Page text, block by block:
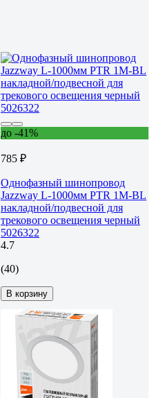
до -41%
785 ₽
Однофазный шинопровод
Jazzway L-1000мм PTR 1M-BL
накладной/подвесной для
трекового освещения черный
5026322
4.7
(40)
В корзину